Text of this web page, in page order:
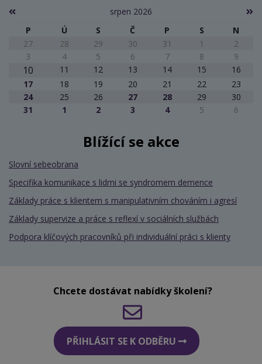
srpen 2026
P
Ú S Č P S
N
27
28 29 30 31 1
2
3
4 5 6 7 8 9
10 11 12 13 14 15
16
17
18 19 20 21 22
23
24
25 26 27 28 29
30
31
1 2 3 4 5 6
Blížící se akce
Slovní sebeobrana
Specifika komunikace s lidmi se syndromem demence
Základy práce s klientem s manipulativním chováním i agresí
Základy supervize a práce s reflexí v sociálních službách
Podpora klíčových pracovníků při individuální práci s klienty
Chcete dostávat nabídky školení?
PŘIHLÁSIT SE K ODBĚRU